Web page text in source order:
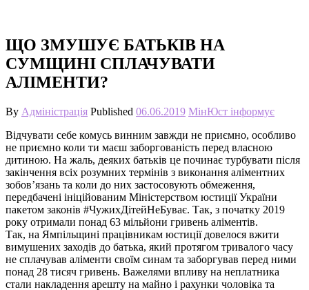
ЩО ЗМУШУЄ БАТЬКІВ НА
СУМЩИНІ СПЛАЧУВАТИ
АЛІМЕНТИ?
By Адміністрація Published 06.06.2019 МінЮст інформує
Відчувати себе комусь винним завжди не приємно, особливо
не приємно коли ти маєш заборгованість перед власною
дитиною. На жаль, деяких батьків це починає турбувати після
закінчення всіх розумних термінів з виконання аліментних
зобов’язань та коли до них застосовують обмеження,
передбачені ініційованим Міністерством юстиції України
пакетом законів #ЧужихДітейНеБуває. Так, з початку 2019
року отримали понад 63 мільйони гривень аліментів.
Так, на Ямпільщині працівникам юстиції довелося вжити
вимушених заходів до батька, який протягом тривалого часу
не сплачував аліменти своїм синам та заборгував перед ними
понад 28 тисяч гривень. Важелями впливу на неплатника
стали накладення арешту на майно і рахунки чоловіка та